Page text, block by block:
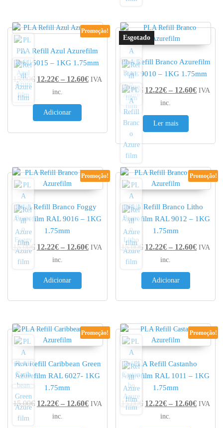
Promoção!
PLA Refill Azul Azurefilm
RAL 5015 – 1KG 1.75mm
15.00€ 12.22€ – 12.60€Price range: 12.22€ through 12.60€
IVA
inc.
Adicionar
PLA Refill Branco Azurefilm
RAL 9010 – 1KG 1.75mm
15.00€ 12.22€ – 12.60€Price
IVA
inc.
Ler mais
Promoção!
PLA Refill Branco Foggy
Azurefilm RAL 9016 – 1KG
1.75mm
15.00€ 12.22€ – 12.60€Price range: 12.22€ through 12.60€
IVA
inc.
Adicionar
Promoção!
PLA Refill Branco Litho
Azurefilm RAL 9012 – 1KG
1.75mm
15.00€ 12.22€ – 12.60€Price
IVA
inc.
Adicionar
Promoção!
PLA Refill Caribbean Green
Azurefilm RAL 6027- 1KG
1.75mm
15.00€ 12.22€ – 12.60€Price range: 12.22€ through 12.60€
IVA
inc.
Promoção!
PLA Refill Castanho
Azurefilm RAL 1011 – 1KG
1.75mm
15.00€ 12.22€ – 12.60€Price
IVA
inc.